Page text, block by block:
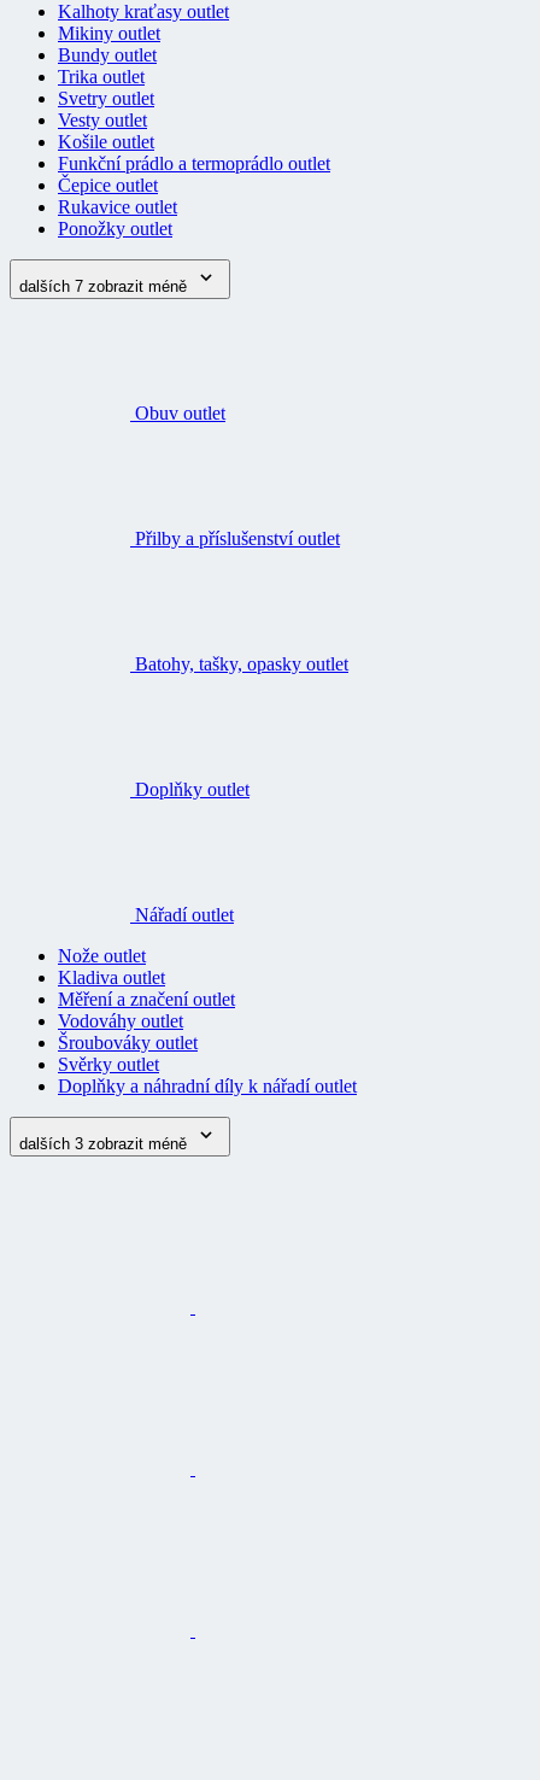
Kalhoty kraťasy outlet
Mikiny outlet
Bundy outlet
Trika outlet
Svetry outlet
Vesty outlet
Košile outlet
Funkční prádlo a termoprádlo outlet
Čepice outlet
Rukavice outlet
Ponožky outlet
dalších 7 zobrazit méně
Obuv outlet
Přilby a příslušenství outlet
Batohy, tašky, opasky outlet
Doplňky outlet
Nářadí outlet
Nože outlet
Kladiva outlet
Měření a značení outlet
Vodováhy outlet
Šroubováky outlet
Svěrky outlet
Doplňky a náhradní díly k nářadí outlet
dalších 3 zobrazit méně